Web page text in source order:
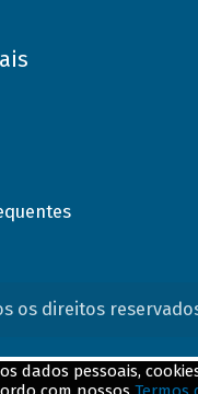
os direitos
dados pessoais,